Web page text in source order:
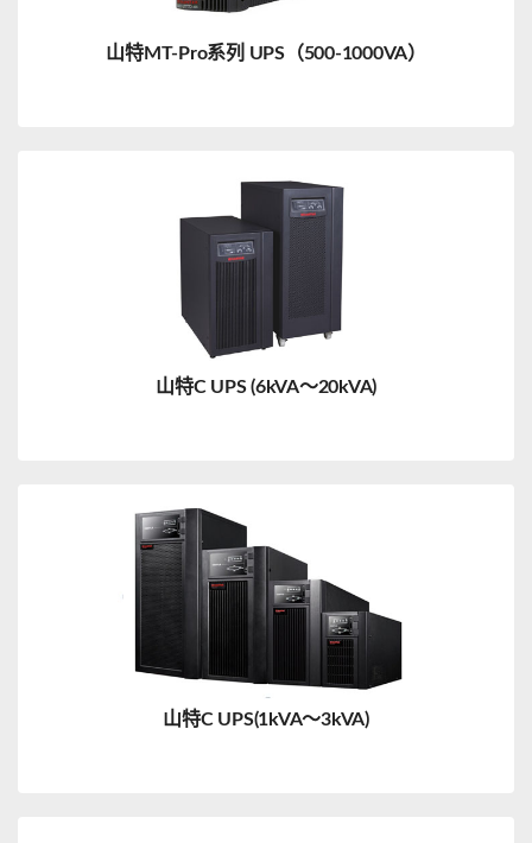
山特MT-Pro系列 UPS（500-1000VA）
山特C UPS (6kVA～20kVA)
山特C UPS(1kVA～3kVA)